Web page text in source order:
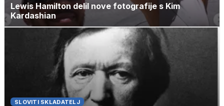
Lewis Hamilton delil nove fotografije s Kim
Kardashian
SLOVITI SKLADATELJ